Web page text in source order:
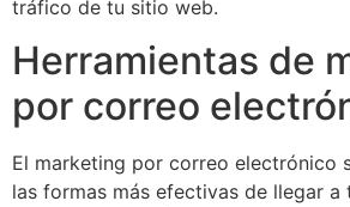
tráfico de tu sitio web.
Herramientas de
por correo
El marketing por correo electrónico
las formas más efectivas de llegar a